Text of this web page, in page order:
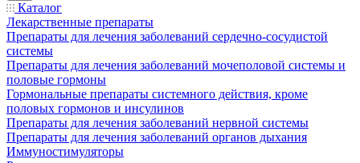
Каталог
Лекарственные препараты
Препараты для лечения заболеваний сердечно-сосудистой
системы
Препараты для лечения заболеваний мочеполовой системы и
половые гормоны
Гормональные препараты системного действия, кроме
половых гормонов и инсулинов
Препараты для лечения заболеваний нервной системы
Препараты для лечения заболеваний органов дыхания
Иммуностимуляторы